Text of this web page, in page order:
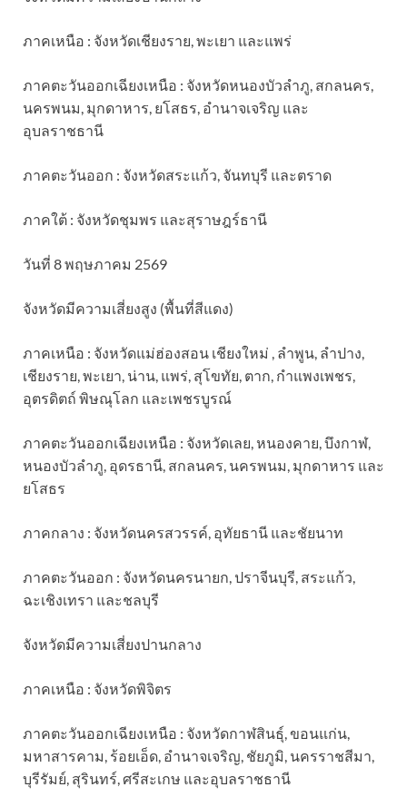
ภาคเหนือ : จังหวัดเชียงราย, พะเยา และแพร่
ภาคตะวันออกเฉียงเหนือ : จังหวัดหนองบัวลำภู, สกลนคร,
นครพนม, มุกดาหาร, ยโสธร, อำนาจเจริญ และ
อุบลราชธานี
ภาคตะวันออก : จังหวัดสระแก้ว, จันทบุรี และตราด
ภาคใต้ : จังหวัดชุมพร และสุราษฎร์ธานี
วันที่ 8 พฤษภาคม 2569
จังหวัดมีความเสี่ยงสูง (พื้นที่สีแดง)
ภาคเหนือ : จังหวัดแม่ฮ่องสอน เชียงใหม่ , ลำพูน, ลำปาง,
เชียงราย, พะเยา, น่าน, แพร่, สุโขทัย, ตาก, กำแพงเพชร,
อุตรดิตถ์ พิษณุโลก และเพชรบูรณ์
ภาคตะวันออกเฉียงเหนือ : จังหวัดเลย, หนองคาย, บึงกาฬ,
หนองบัวลำภู, อุดรธานี, สกลนคร, นครพนม, มุกดาหาร และ
ยโสธร
ภาคกลาง : จังหวัดนครสวรรค์, อุทัยธานี และชัยนาท
ภาคตะวันออก : จังหวัดนครนายก, ปราจีนบุรี, สระแก้ว,
ฉะเชิงเทรา และชลบุรี
จังหวัดมีความเสี่ยงปานกลาง
ภาคเหนือ : จังหวัดพิจิตร
ภาคตะวันออกเฉียงเหนือ : จังหวัดกาฬสินธุ์, ขอนแก่น,
มหาสารคาม, ร้อยเอ็ด, อำนาจเจริญ, ชัยภูมิ, นครราชสีมา,
บุรีรัมย์, สุรินทร์, ศรีสะเกษ และอุบลราชธานี